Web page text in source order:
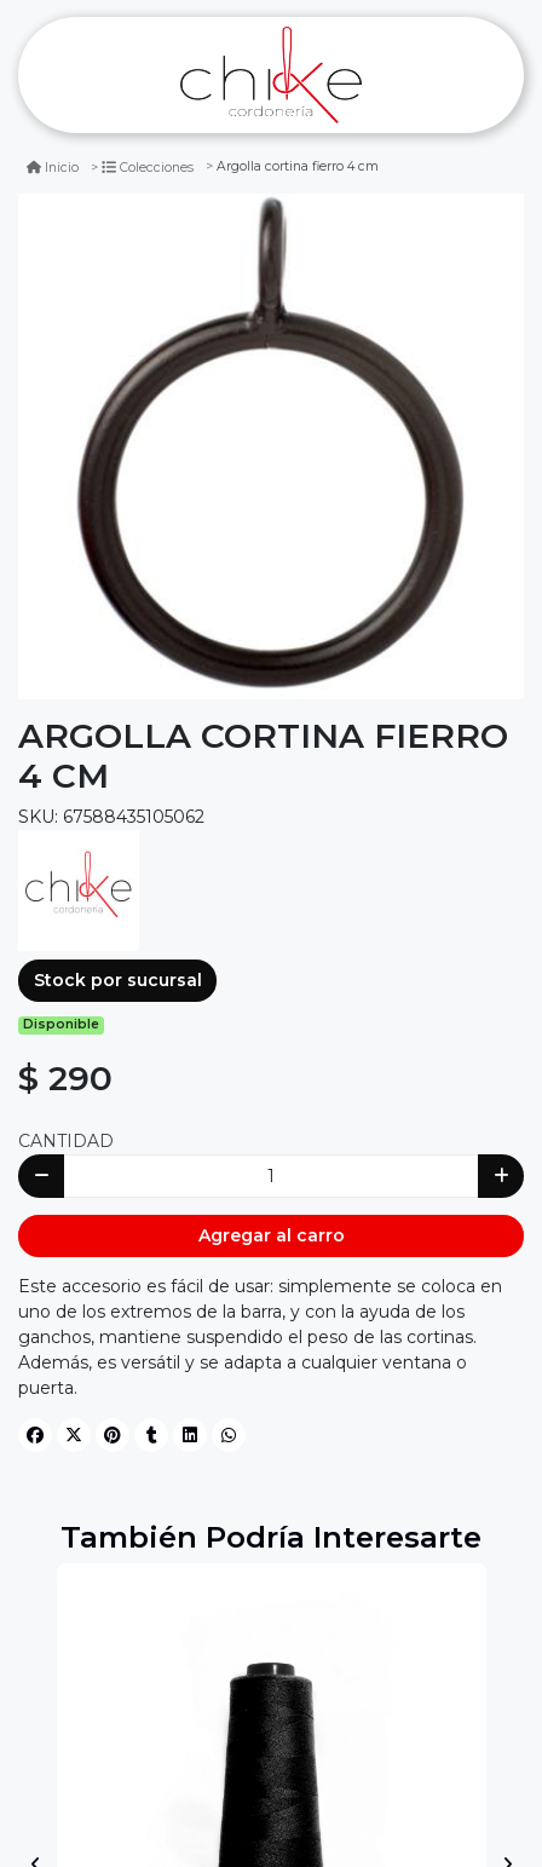
Inicio Colecciones Argolla cortina fierro 4 cm
ARGOLLA CORTINA FIERRO
4 CM
SKU: 67588435105062
Stock por sucursal
Disponible
$ 290
CANTIDAD
Agregar al carro
Este accesorio es fácil de usar: simplemente se coloca en
uno de los extremos de la barra, y con la ayuda de los
ganchos, mantiene suspendido el peso de las cortinas.
Además, es versátil y se adapta a cualquier ventana o
puerta.
También Podría Interesarte